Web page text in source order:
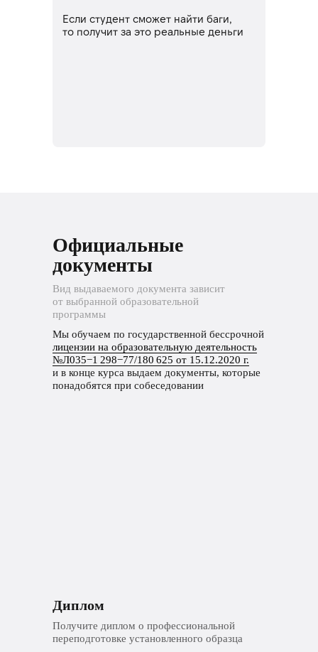
Если студент сможет найти баги,
то получит за это реальные деньги
Вид выдаваемого документа зависит
от выбранной образовательной
программы
Официальные
документы
Мы обучаем по государственной бессрочной
лицензии на образовательную деятельность
№Л035−1 298−77/180 625 от 15.12.2020 г.
и в конце курса выдаем документы, которые
понадобятся при собеседовании
Диплом
Получите диплом о профессиональной
переподготовке установленного образца